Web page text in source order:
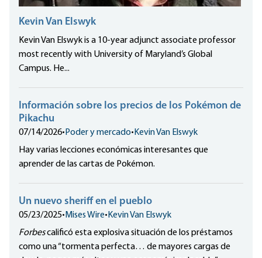
Kevin Van Elswyk
Kevin Van Elswyk is a 10-year adjunct associate professor
most recently with University of Maryland’s Global
Campus. He...
Información sobre los precios de los Pokémon de
Pikachu
07/14/2026• Poder y mercado• Kevin Van Elswyk
Hay varias lecciones económicas interesantes que
aprender de las cartas de Pokémon.
Un nuevo sheriff en el pueblo
05/23/2025• Mises Wire• Kevin Van Elswyk
Forbescalificó esta explosiva situación de los préstamos
como una “tormenta perfecta… de mayores cargas de